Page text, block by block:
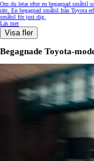
Om du letar efter en begagnad småbil
rätt. En begagnad småbil från Toyota
småbil för just dig.
Läs mer
Visa fler
Begagnade Toyota-